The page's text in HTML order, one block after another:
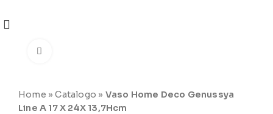
Home »Catalogo » Vaso Home Deco Genussya
Line A 17 X 24X 13,7Hcm